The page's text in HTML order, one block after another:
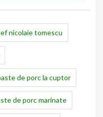
nicolaie tomescu
de porc la cuptor
de porc marinate